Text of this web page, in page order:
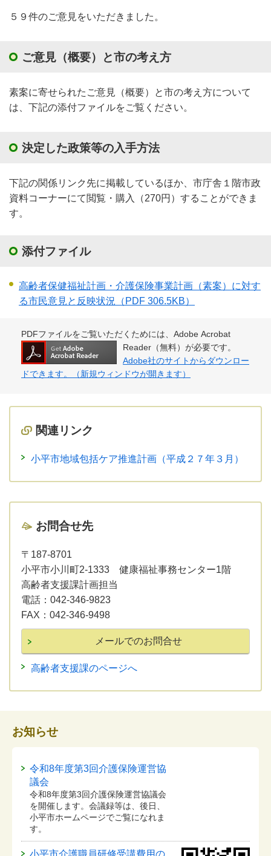
５９件のご意見をいただきました。
ご意見（概要）と市の考え方
素案に寄せられたご意見（概要）と市の考え方について
は、下記の添付ファイルをご覧ください。
決定した政策等の入手方法
下記の関係リンク先に掲載しているほか、市庁舎１階市政
資料コーナーにて閲覧・購入（270円）することができま
す。
添付ファイル
高齢者保健福祉計画・介護保険事業計画（素案）に対す
る市民意見と反映状況 （PDF 306.5KB）
PDFファイルをご覧いただくためには、Adobe Acrobat
Reader（無料）が必要です。
Adobe社のサイトからダウンロー
ドできます。（新規ウィンドウが開きます）
関連リンク
小平市地域包括ケア推進計画（平成２７年３月）
お問合せ先
〒187-8701
小平市小川町2-1333 健康福祉事務センター1階
高齢者支援課計画担当
電話： 042-346-9823
FAX： 042-346-9498
高齢者支援課のページへ
お知らせ
令和8年度第3回介護保険運営協
議会
令和8年度第3回介護保険運営協議会
を開催します。会議録等は、後日、
小平市ホームページでご覧になれま
す。